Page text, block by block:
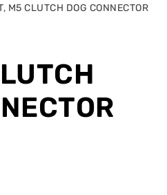
M5 CLUTCH DOG CONNECTOR